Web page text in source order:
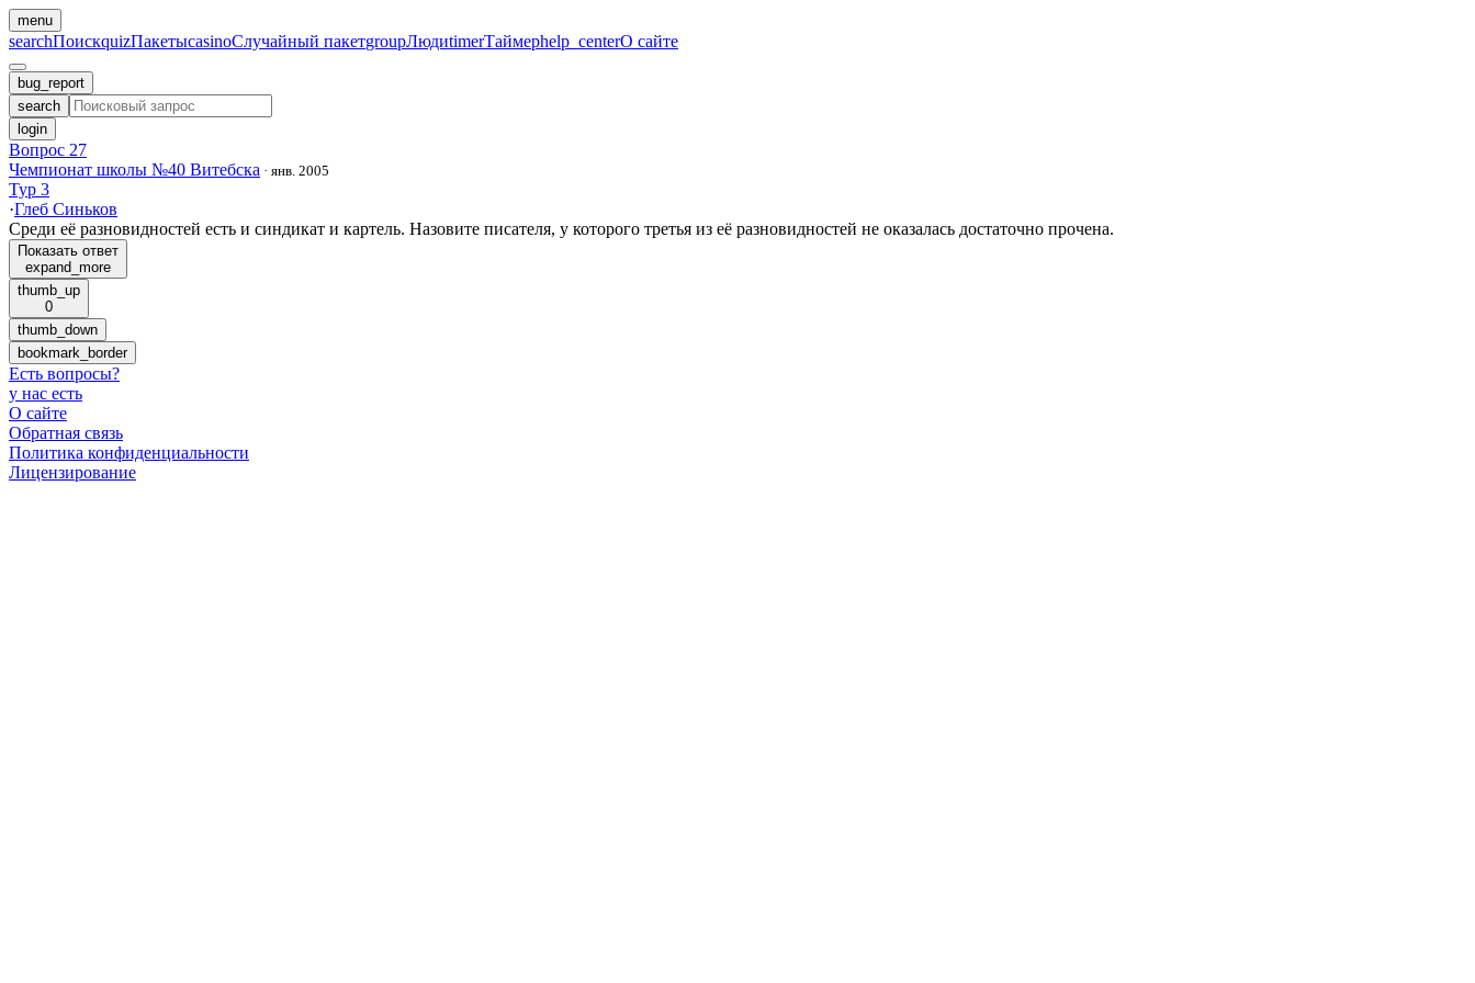
menu
searchПоискquizПакетыcasinoСлучайный пакетgroupЛюдиtimerТаймерhelp_centerО сайте
bug_report
search
login
Вопрос 27
Чемпионат школы №40 Витебска · янв. 2005
Тур 3
·Глеб Синьков
Среди её разновидностей есть и синдикат и картель. Назовите писателя, у которого третья из её разновидностей не оказалась достаточно прочена.
Показать ответ
expand_more
thumb_up
0
thumb_down
bookmark_border
Есть вопросы?
у нас есть
О сайте
Обратная связь
Политика конфиденциальности
Лицензирование